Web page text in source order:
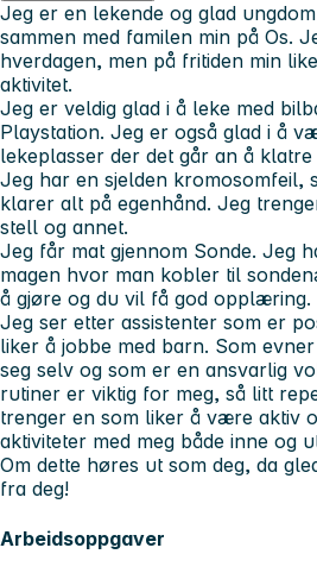
Jeg er en lekende og glad
sammen med familen min på Os.
hverdagen, men på fritiden min
aktivitet.
Jeg er veldig glad i å leke med
Playstation. Jeg er også glad i å
lekeplasser der det går an å klatre
Jeg har en sjelden kromosomfeil,
klarer alt på egenhånd. Jeg
stell og annet.
Jeg får mat gjennom Sonde. Jeg
magen hvor man kobler til
å gjøre og du vil få god opplæring.
Jeg ser etter assistenter som er
liker å jobbe med barn. Som
seg selv og som er en ansvarlig
rutiner er viktig for meg, så litt
trenger en som liker å være aktiv
aktiviteter med meg både inne og
Om dette høres ut som deg, da
fra deg!
Arbeidsoppgaver